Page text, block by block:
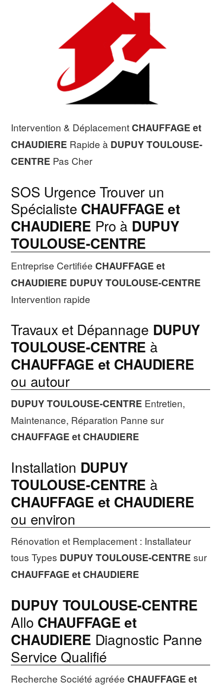
Intervention & Déplacement CHAUFFAGE et
CHAUDIERE Rapide à DUPUY TOULOUSE-
CENTRE Pas Cher
SOS Urgence Trouver un
Spécialiste CHAUFFAGE et
CHAUDIERE Pro à DUPUY
TOULOUSE-CENTRE
Entreprise Certifiée CHAUFFAGE et
CHAUDIERE DUPUY TOULOUSE-CENTRE
Intervention rapide
Travaux et Dépannage DUPUY
TOULOUSE-CENTRE à
CHAUFFAGE et CHAUDIERE
ou autour
DUPUY TOULOUSE-CENTRE Entretien,
Maintenance, Réparation Panne sur
CHAUFFAGE et CHAUDIERE
Installation DUPUY
TOULOUSE-CENTRE à
CHAUFFAGE et CHAUDIERE
ou environ
Rénovation et Remplacement : Installateur
tous Types DUPUY TOULOUSE-CENTRE sur
CHAUFFAGE et CHAUDIERE
DUPUY TOULOUSE-CENTRE
Allo CHAUFFAGE et
CHAUDIERE Diagnostic Panne
Service Qualifié
Recherche Société agréée CHAUFFAGE et